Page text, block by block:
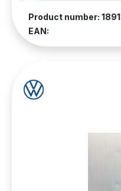
Product number:
EAN: